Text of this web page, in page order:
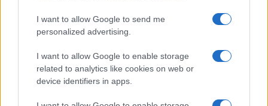
I want to allow Google to send me
personalized advertising.
I want to allow Google to enable storage
related to analytics like cookies on web or
device identifiers in apps.
CRIPTOVALUTE